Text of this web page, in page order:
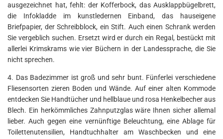
ausgezeichnet hat, fehlt: der Kofferbock, das Ausklappbügelbrett,
die Infokladde im kunstledernen Einband, das hauseigene
Briefpapier, der Schreibblock, ein Stift. Auch einen Schrank werden
Sie vergeblich suchen. Ersetzt wird er durch ein Regal, bestückt mit
allerlei Krimskrams wie vier Büchern in der Landessprache, die Sie
nicht sprechen.
4. Das Badezimmer ist groß und sehr bunt. Fünferlei verschiedene
Fliesensorten zieren Boden und Wände. Auf einer alten Kommode
entdecken Sie Handtücher und hellblaue und rosa Henkelbecher aus
Blech. Ein herkömmliches Zahnputzglas wäre Ihnen sicher allemal
lieber. Auch gegen eine vernünftige Beleuchtung, eine Ablage für
Toilettenutensilien, Handtuchhalter am Waschbecken und eine